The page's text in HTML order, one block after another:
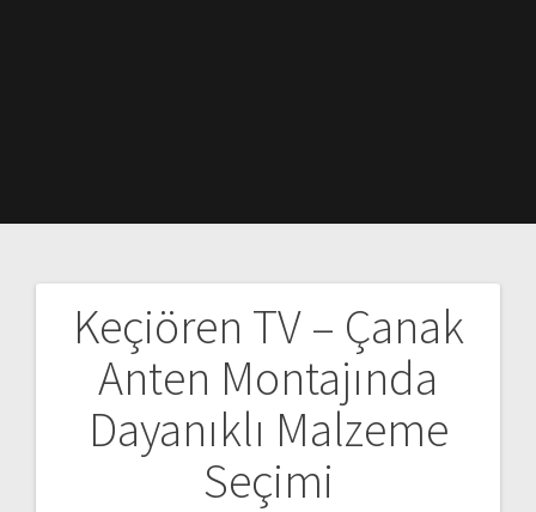
Keçiören TV – Çanak
Anten Montajında
Dayanıklı Malzeme
Seçimi
Yazı
gezinmesi